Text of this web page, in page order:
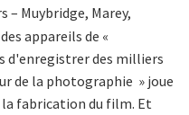
– Muybridge, Marey,
appareils de «
d'enregistrer des milliers
de la photographie » joue
fabrication du film. Et